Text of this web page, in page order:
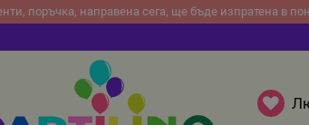
поръчка, направена сега, ще бъде изпратена в